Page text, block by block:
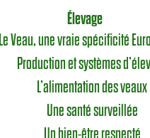
Élevage
Le Veau, une vraie spécificité
Production et systèmes
L’alimentation des veaux
Une santé surveillée
Un bien-être respecté